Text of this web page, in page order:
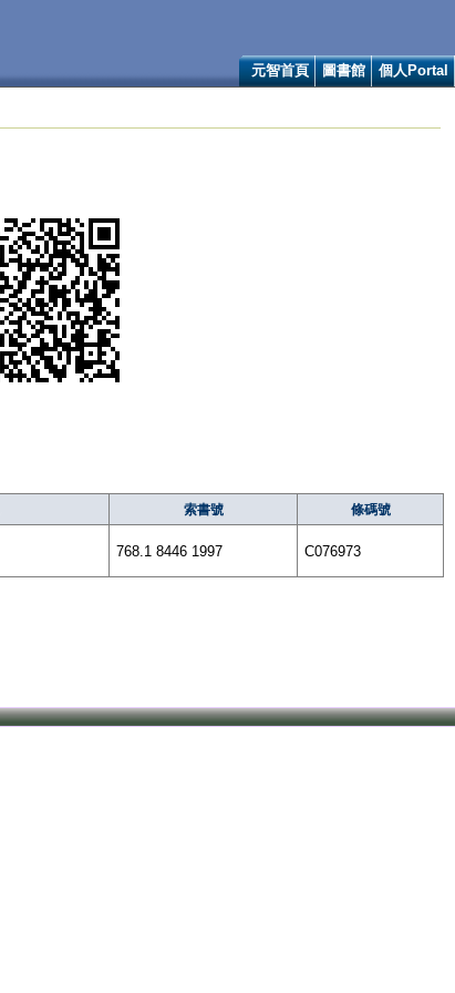
元智首頁 圖書館 個人Portal
索書號 條碼號
768.1 8446 1997 C076973